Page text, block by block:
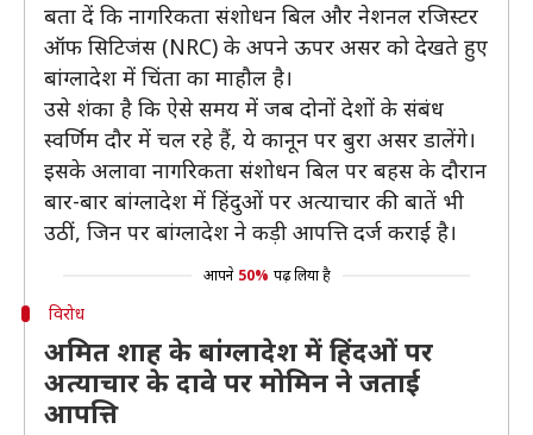
बता दें कि नागरिकता संशोधन बिल और नेशनल रजिस्टर
ऑफ सिटिजंस (NRC) के अपने ऊपर असर को देखते हुए
बांग्लादेश में चिंता का माहौल है।
उसे शंका है कि ऐसे समय में जब दोनों देशों के संबंध
स्वर्णिम दौर में चल रहे हैं, ये कानून पर बुरा असर डालेंगे।
इसके अलावा नागरिकता संशोधन बिल पर बहस के दौरान
बार-बार बांग्लादेश में हिंदुओं पर अत्याचार की बातें भी
उठीं, जिन पर बांग्लादेश ने कड़ी आपत्ति दर्ज कराई है।
आपने 50% पढ़ लिया है
विरोध
अमित शाह के बांग्लादेश में हिंदओं पर
अत्याचार के दावे पर मोमिन ने जताई
आपत्ति